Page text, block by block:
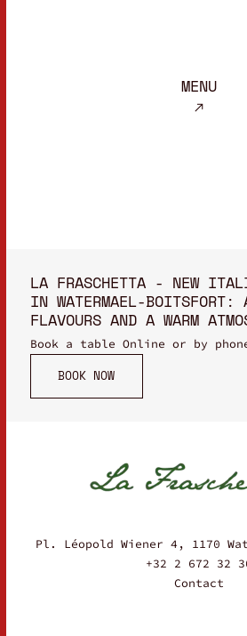
MENU
LA FRASCHETTA - NEW
IN WATERMAEL-BOITSFORT:
FLAVOURS AND A WARM
Book a table Online or by
BOOK NOW
Pl. Léopold Wiener 4, 1170
+32 2 672 32
Contact